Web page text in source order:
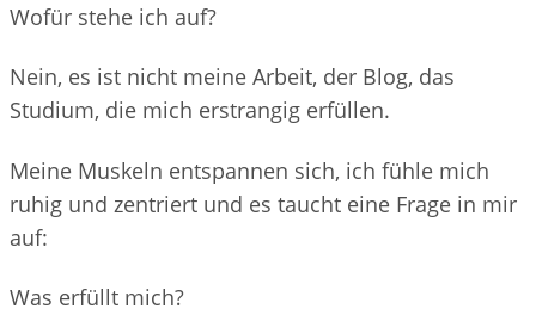
Wofür stehe ich auf?
Nein, es ist nicht meine Arbeit, der Blog, das
Studium, die mich erstrangig erfüllen.
Meine Muskeln entspannen sich, ich fühle mich
ruhig und zentriert und es taucht eine Frage in mir
auf:
Was erfüllt mich?